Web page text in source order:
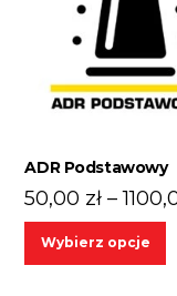
ADR Podstawowy
50,00 zł –
Wybierz opcje